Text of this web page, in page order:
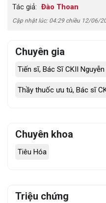
Tác giả: Đào Thoan
Cập nhật lúc: 04:29 chiều 12/06/
Chuyên gia
Tiến sĩ, Bác Sĩ CKII
Thầy thuốc ưu tú, Bác sĩ
Chuyên khoa
Tiêu Hóa
Triệu chứng